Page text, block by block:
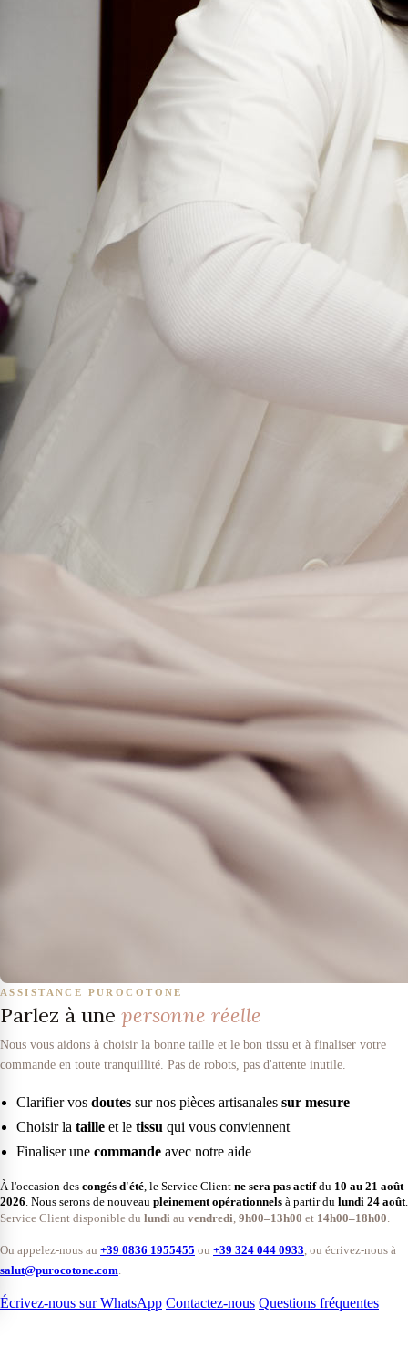
ASSISTANCE PUROCOTONE
Parlez à une personne réelle
Nous vous aidons à choisir la bonne taille et le bon tissu et à finaliser votre
commande en toute tranquillité. Pas de robots, pas d'attente inutile.
Clarifier vos doutes sur nos pièces artisanales sur mesure
Choisir la taille et le tissu qui vous conviennent
Finaliser une commande avec notre aide
À l'occasion des congés d'été , le Service Client ne sera pas actifdu 10 au 21 août
2026 . Nous serons de nouveau pleinement opérationnels à partir du lundi 24 août
Service Client disponible du lundi au vendredi 9h00–13h00 et 14h00–18h00
Ou appelez-nous au +39 0836 1955455 ou +39 324 044 0933 , ou écrivez-nous à
salut@purocotone.com
Écrivez-nous sur WhatsApp Contactez-nous Questions fréquentes